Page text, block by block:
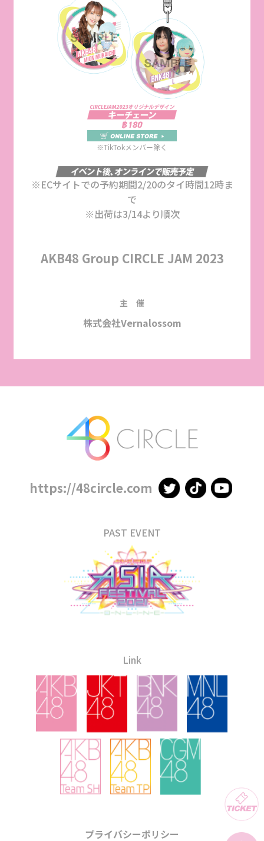
※TikTokメンバー除く
※ECサイトでの予約期間2/20のタイ時間12時ま
で
※出荷は3/14より順次
AKB48 Group CIRCLE JAM 2023
主 催
株式会社Vernalossom
https://48circle.com
PAST EVENT
Link
プライバシーポリシー